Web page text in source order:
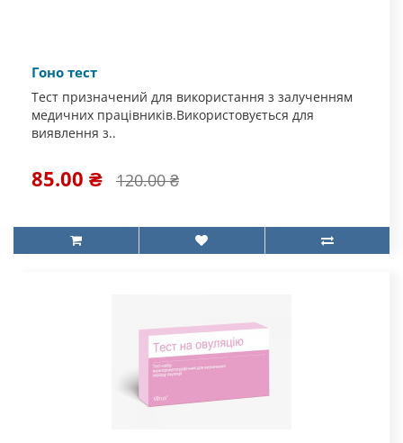
Гоно тест
Тест призначений для використання з залученням
медичних працівників.Використовується для
виявлення з..
85.00 ₴ 120.00 ₴